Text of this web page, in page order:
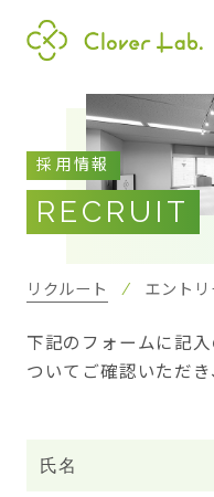
COMPANY
企業情報
事業展開
RECRUIT
採用情報
お知らせ
採用情報
RECRUIT
リクルート エントリ
下記のフォームに記
ついてご確認いただき
氏名